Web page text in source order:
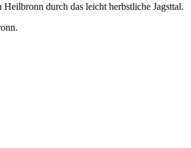
Heilbronn durch das leicht herbstliche Jagsttal.